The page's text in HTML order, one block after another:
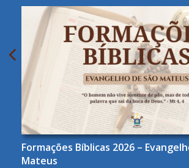
Formações Bíblicas 2026 –
Mateus